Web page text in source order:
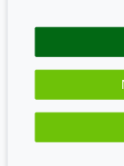
Zahle